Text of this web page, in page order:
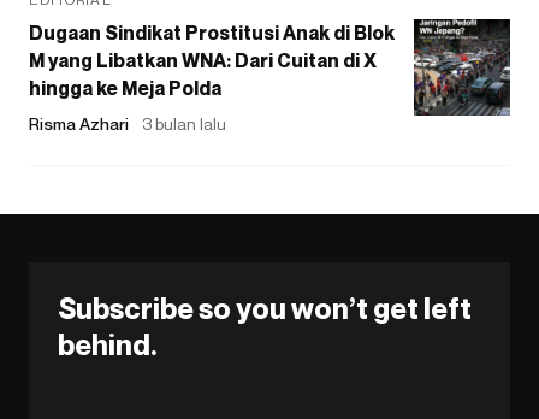
Dugaan Sindikat Prostitusi Anak di Blok
M yang Libatkan WNA: Dari Cuitan di X
hingga ke Meja Polda
Risma Azhari 3 bulan lalu
Subscribe so you won’t get left
behind.